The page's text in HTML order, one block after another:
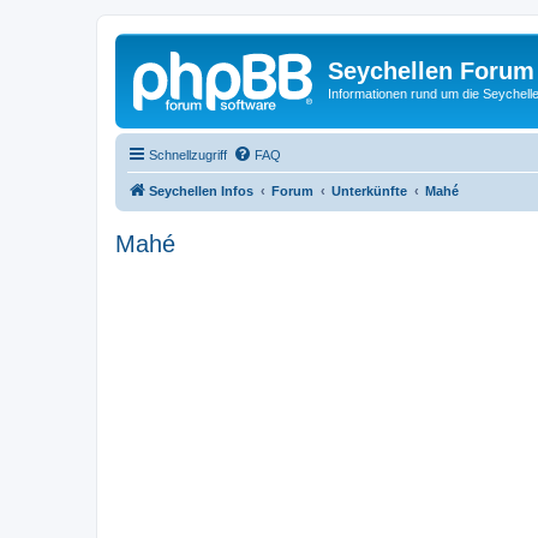
Seychellen Forum
Informationen rund um die
Schnellzugriff FAQ
Seychellen Infos Forum Unterkünfte Mahé
Mahé